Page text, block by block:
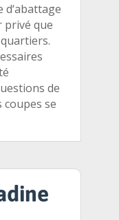
d‘abattage
privé que
de
coupes se